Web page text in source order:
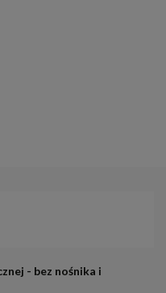
- bez nośnika i